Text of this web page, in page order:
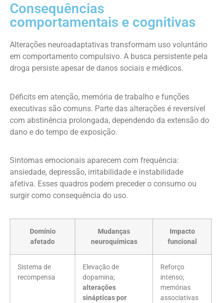
Consequências
comportamentais e cognitivas
Alterações neuroadaptativas transformam uso voluntário
em comportamento compulsivo. A busca persistente pela
droga persiste apesar de danos sociais e médicos.
Déficits em atenção, memória de trabalho e funções
executivas são comuns. Parte das alterações é reversível
com abstinência prolongada, dependendo da extensão do
dano e do tempo de exposição.
Sintomas emocionais aparecem com frequência:
ansiedade, depressão, irritabilidade e instabilidade
afetiva. Esses quadros podem preceder o consumo ou
surgir como consequência do uso.
Domínio
afetado
Mudanças
neuroquímicas
Impacto
funcional
Sistema de
recompensa
Elevação de
dopamina;
alterações
sinápticas por
Reforço
intenso;
memórias
associativas